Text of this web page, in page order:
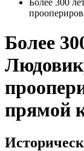
Более 300
Более
прямой